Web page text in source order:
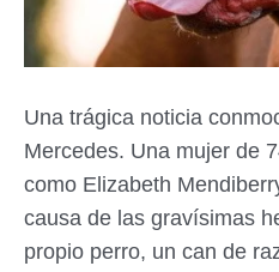
Una trágica noticia
Mercedes. Una mujer de
como Elizabeth
causa de las gravísimas
propio perro, un can de